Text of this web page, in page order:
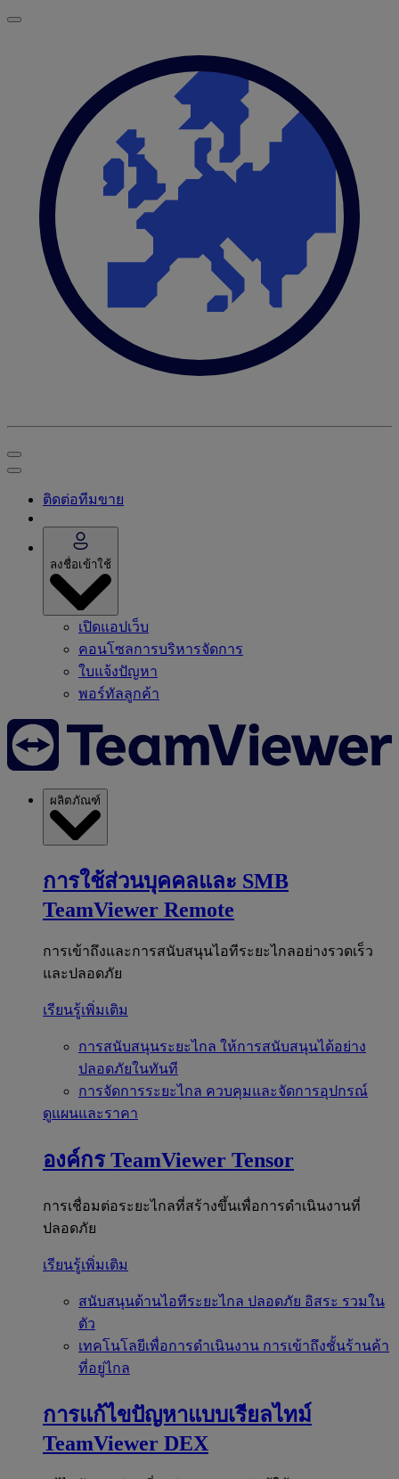
ติดต่อทีมขาย
ลงชื่อเข้าใช้
เปิดแอปเว็บ
คอนโซลการบริหารจัดการ
ใบแจ้งปัญหา
พอร์ทัลลูกค้า
ผลิตภัณฑ์
การใช้ส่วนบุคคลและ SMB
TeamViewer Remote
การเข้าถึงและการสนับสนุนไอทีระยะไกลอย่างรวดเร็ว
และปลอดภัย
เรียนรู้เพิ่มเติม
การสนับสนุนระยะไกล ให้การสนับสนุนได้อย่าง
ปลอดภัยในทันที
การจัดการระยะไกล ควบคุมและจัดการอุปกรณ์
ดูแผนและราคา
องค์กร TeamViewer Tensor
การเชื่อมต่อระยะไกลที่สร้างขึ้นเพื่อการดำเนินงานที่
ปลอดภัย
เรียนรู้เพิ่มเติม
สนับสนุนด้านไอทีระยะไกล ปลอดภัย อิสระ รวมใน
ตัว
เทคโนโลยีเพื่อการดำเนินงาน การเข้าถึงชั้นร้านค้า
ที่อยู่ไกล
การแก้ไขปัญหาแบบเรียลไทม์
TeamViewer DEX